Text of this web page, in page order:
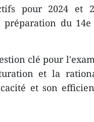
pour 2024 et
du
clé pour
et la
et son